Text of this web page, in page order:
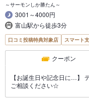
～サーモンしか勝たん～
3001～4000円
富山駅から徒歩3分
口コミ投稿特典対象店 スマート
クーポン
【お誕生日や記念日に…】
ご相談ください☆